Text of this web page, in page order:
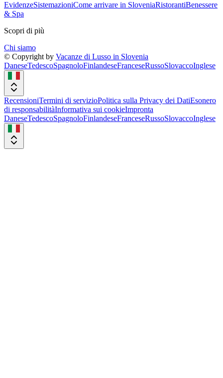
EvidenzeSistemazioniCome arrivare in SloveniaRistorantiBenessere
& Spa
Scopri di più
Chi siamo
© Copyright by Vacanze di Lusso in Slovenia
DaneseTedescoSpagnoloFinlandeseFranceseRussoSlovaccoInglese
RecensioniTermini di servizioPolitica sulla Privacy dei DatiEsonero
di responsabilitàInformativa sui cookieImpronta
DaneseTedescoSpagnoloFinlandeseFranceseRussoSlovaccoInglese